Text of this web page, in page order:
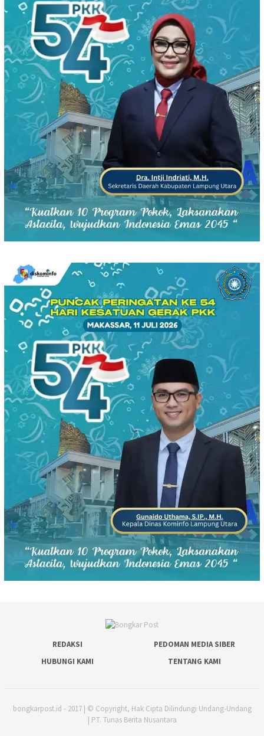
REDAKSI
PEDOMAN MEDIA SIBER
HUBUNGI KAMI
TENTANG KAMI
bongkarpost.id - 2017 | © Copyright, Hak Cipta Dilindungi Undang-Undang
| PT. Tunas Berita Nusantara